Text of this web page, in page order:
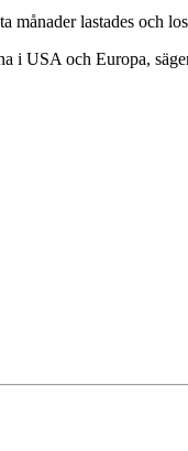
lastades och
i USA och Europa,